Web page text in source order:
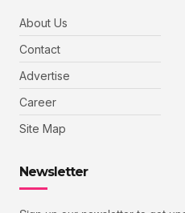
About Us
Contact
Advertise
Career
Site Map
Newsletter